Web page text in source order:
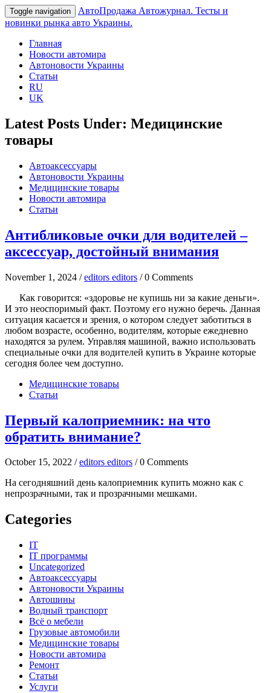
Toggle navigation АвтоПродажа Автожурнал. Тесты и
новинки рынка авто Украины.
Главная
Новости автомира
Автоновости Украины
Статьи
RU
UK
Latest Posts Under: Медицинские
товары
Автоаксессуары
Автоновости Украины
Медицинские товары
Новости автомира
Статьи
Антибликовые очки для водителей –
аксессуар, достойный внимания
November 1, 2024 /editors editors / 0 Comments
Как говорится: «здоровье не купишь ни за какие деньги».
И это неоспоримый факт. Поэтому его нужно беречь. Данная
ситуация касается и зрения, о котором следует заботиться в
любом возрасте, особенно, водителям, которые ежедневно
находятся за рулем. Управляя машиной, важно использовать
специальные очки для водителей купить в Украине которые
сегодня более чем доступно.
Медицинские товары
Статьи
Первый калоприемник: на что
обратить внимание?
October 15, 2022 /editors editors / 0 Comments
На сегодняшний день калоприемник купить можно как с
непрозрачными, так и прозрачными мешками.
Categories
IT
IT программы
Uncategorized
Автоаксессуары
Автоновости Украины
Автошины
Водный транспорт
Всё о мебели
Грузовые автомобили
Медицинские товары
Новости автомира
Ремонт
Статьи
Услуги